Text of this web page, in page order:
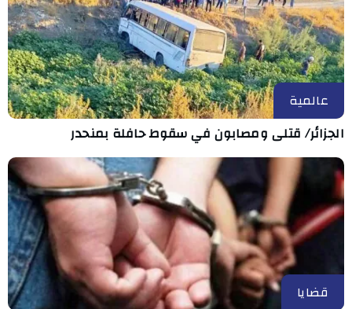
عالمية
الجزائر/ قتلى ومصابون في سقوط حافلة بمنحدر
قضايا